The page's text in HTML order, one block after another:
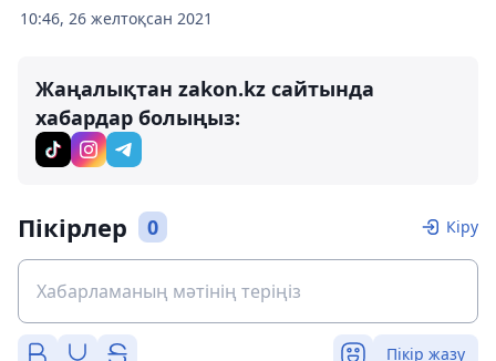
10:46, 26 желтоқсан 2021
Жаңалықтан zakon.kz сайтында
хабардар болыңыз:
Пікірлер 0 Кіру
Пікір жазу